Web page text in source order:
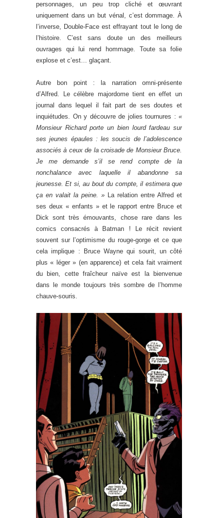
personnages, un peu trop cliché et œuvrant
uniquement dans un but vénal, c’est dommage. À
l’inverse, Double-Face est effrayant tout le long de
l’histoire. C’est sans doute un des meilleurs
ouvrages qui lui rend hommage. Toute sa folie
explose et c’est… glaçant.
Autre bon point : la narration omni-présente
d’Alfred. Le célèbre majordome tient en effet un
journal dans lequel il fait part de ses doutes et
inquiétudes. On y découvre de jolies tournures : «
Monsieur Richard porte un bien lourd fardeau sur
ses jeunes épaules : les soucis de l’adolescence
associés à ceux de la croisade de Monsieur Bruce.
Je me demande s’il se rend compte de la
nonchalance avec laquelle il abandonne sa
jeunesse. Et si, au bout du compte, il estimera que
ça en valait la peine. » La relation entre Alfred et
ses deux « enfants » et le rapport entre Bruce et
Dick sont très émouvants, chose rare dans les
comics consacrés à Batman ! Le récit revient
souvent sur l’optimisme du rouge-gorge et ce que
cela implique : Bruce Wayne qui sourit, un côté
plus « léger » (en apparence) et cela fait vraiment
du bien, cette fraîcheur naïve est la bienvenue
dans le monde toujours très sombre de l’homme
chauve-souris.